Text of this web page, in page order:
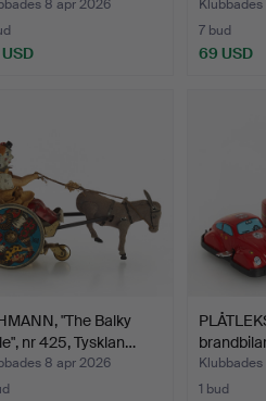
8 apr 2026
USD
7 bud
69 USD
"The Balky
nr 425, Tysklan…
8 apr 2026
YO…
1 bud